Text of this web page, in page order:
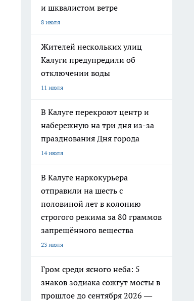
и шквалистом ветре
8 июля
Жителей нескольких улиц
Калуги предупредили об
отключении воды
11 июля
В Калуге перекроют центр и
набережную на три дня из-за
празднования Дня города
14 июля
В Калуге наркокурьера
отправили на шесть с
половиной лет в колонию
строгого режима за 80 граммов
запрещённого вещества
23 июля
Гром среди ясного неба: 5
знаков зодиака сожгут мосты в
прошлое до сентября 2026 —